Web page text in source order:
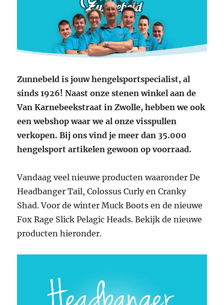
Zunnebeld is jouw hengelsportspecialist, al
sinds 1926! Naast onze stenen winkel aan de
Van Karnebeekstraat in Zwolle, hebben we ook
een webshop waar we al onze visspullen
verkopen. Bij ons vind je meer dan 35.000
hengelsport artikelen gewoon op voorraad.
Vandaag veel nieuwe producten waaronder De
Headbanger Tail, Colossus Curly en Cranky
Shad. Voor de winter Muck Boots en de nieuwe
Fox Rage Slick Pelagic Heads. Bekijk de nieuwe
producten hieronder.